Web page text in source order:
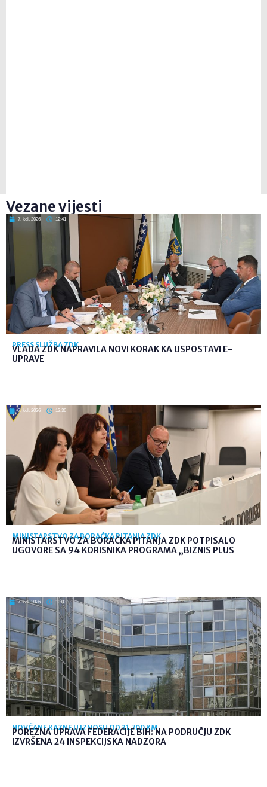
Vezane vijesti
7. kol. 2026 12:41
PRESS SLUŽBA ZDK
VLADA ZDK NAPRAVILA NOVI KORAK KA USPOSTAVI E-
UPRAVE
7. kol. 2026 12:36
MINISTARSTVO ZA BORAČKA PITANJA ZDK
MINISTARSTVO ZA BORAČKA PITANJA ZDK POTPISALO
UGOVORE SA 94 KORISNIKA PROGRAMA „BIZNIS PLUS
7. kol. 2026 10:03
NOVČANE KAZNE U IZNOSU OD 31.700 KM
POREZNA UPRAVA FEDERACIJE BIH: NA PODRUČJU ZDK
IZVRŠENA 24 INSPEKCIJSKA NADZORA